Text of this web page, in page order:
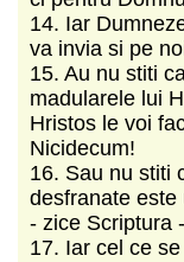
14. Iar
va invia si pe
15. Au nu stiti
madularele lui
Hristos le voi
Nicidecum!
16. Sau nu stiti
desfranate este
- zice Scriptura
17. Iar cel ce